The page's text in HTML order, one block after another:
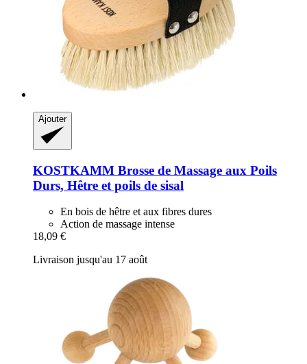
Ajouter
KOSTKAMM Brosse de Massage aux Poils
Durs, Hêtre et poils de sisal
En bois de hêtre et aux fibres dures
Action de massage intense
18,09 €
Livraison jusqu'au 17 août